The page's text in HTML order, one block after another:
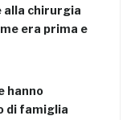
alla chirurgia
era prima e
hanno
di famiglia